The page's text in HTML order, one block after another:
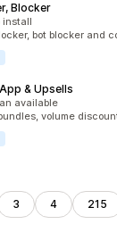
Blocker
install
bot blocker and
& Upsells
available
volume
3 4 215